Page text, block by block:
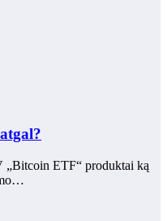
„Bitcoin ETF“ produktai ką